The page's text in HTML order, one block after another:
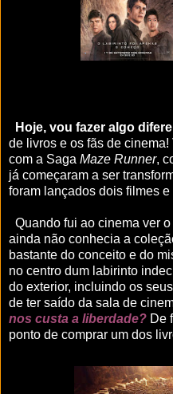
Hoje, vou fazer algo
de livros e os fãs de
com a Saga Maze Runner,
já começaram a ser
foram lançados dois filmes
Quando fui ao cinema ver
ainda não conhecia a
bastante do conceito e do
no centro dum labirinto
do exterior, incluindo os
de ter saído da sala de
nos custa a liberdade? De
ponto de comprar um dos